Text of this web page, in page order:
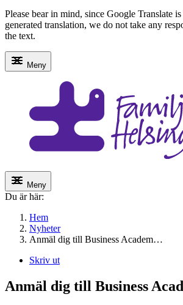
Please bear in mind, since Google Translate
generated translation, we do not take any
the text.
Meny
Meny
Du är här:
Hem
Nyheter
Anmäl dig till Business Academ…
Skriv ut
Anmäl dig till Business